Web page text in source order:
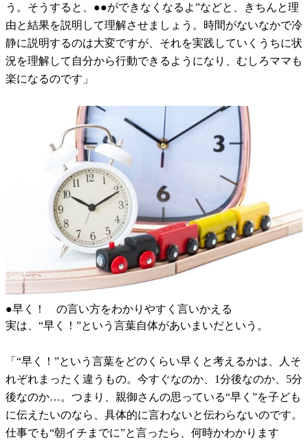
う。そうすると、●●ができなくなるよ”などと、きちんと理
由と結果を説明して理解させましょう。時間がないなかで冷
静に説明するのは大変ですが、それを実践していくうちに状
況を理解して自分から行動できるようになり、むしろママも
楽になるのです」
●早く！ の言い方をわかりやすく言いかえる
実は、“早く！”という言葉自体があいまいだという。
「“早く！”という言葉をどのくらい早くと考えるかは、人そ
れぞれまったく違うもの。今すぐなのか、1分後なのか、5分
後なのか…。つまり、親御さんの思っている“早く”を子ども
に伝えたいのなら、具体的に言わないと伝わらないのです。
仕事でも“朝イチまでに”と言ったら、何時かわかります